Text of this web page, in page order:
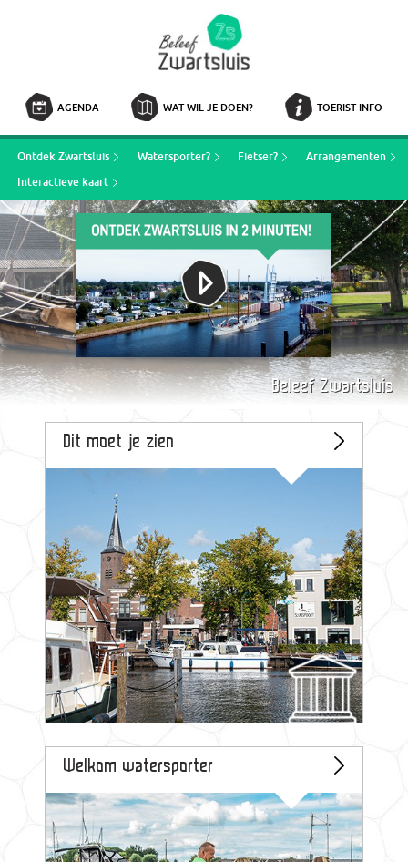
AGENDA WAT WIL JE DOEN? TOERIST INFO
Ontdek Zwartsluis Watersporter? Fietser?
Arrangementen
Interactieve kaart
Beleef Zwartsluis
Dit moet je zien
Welkom watersporter